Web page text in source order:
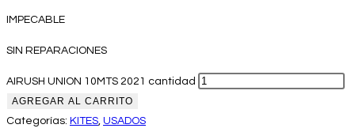
IMPECABLE
SIN REPARACIONES
AIRUSH UNION 10MTS 2021 cantidad
AGREGAR AL CARRITO
Categorías: KITES, USADOS